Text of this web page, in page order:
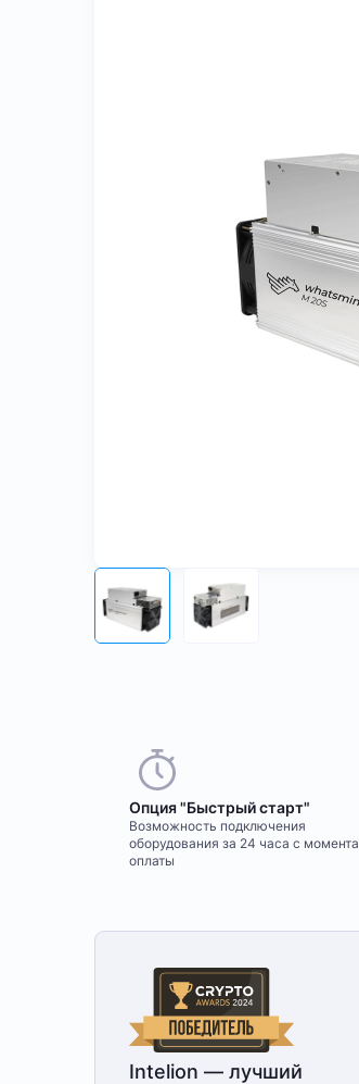
Опция "Быстрый старт"
Возможность подключения
оборудования за 24 часа с момента
оплаты
Intelion — лучший